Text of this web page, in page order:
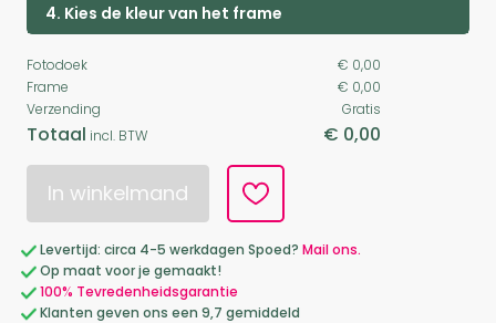
4. Kies de kleur van het frame
Fotodoek
€ 0,00
Frame
€ 0,00
Verzending
Gratis
Totaal incl. BTW € 0,00
In winkelmand
Levertijd: circa 4-5 werkdagen Spoed? Mail ons.
Op maat voor je gemaakt!
100% Tevredenheidsgarantie
Klanten geven ons een 9,7 gemiddeld